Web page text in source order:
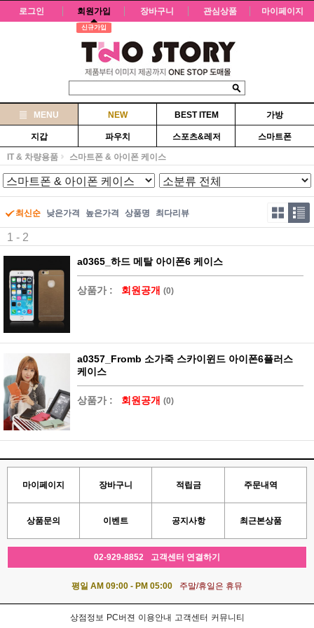
로그인 회원가입
신규가입
장바구니 관심상품 마이페이지
MENU NEW BEST ITEM 가방
지갑 파우치 스포츠&레저 스마트폰
IT & 차량용품 스마트폰 & 아이폰 케이스
최신순 낮은가격 높은가격 상품명 최다리뷰
1 - 2
a0365_하드 메탈 아이폰6 케이스
상품가 : 회원공개 (0)
a0357_Fromb 소가죽 스카이윈드 아이폰6플러스
케이스
상품가 : 회원공개 (0)
마이페이지 장바구니 적립금 주문내역
상품문의 이벤트 공지사항 최근본상품
02-929-8852 고객센터 연결하기
평일 AM 09:00 - PM 05:00 주말/휴일은 휴뮤
상점정보 PC버젼 이용안내 고객센터 커뮤니티